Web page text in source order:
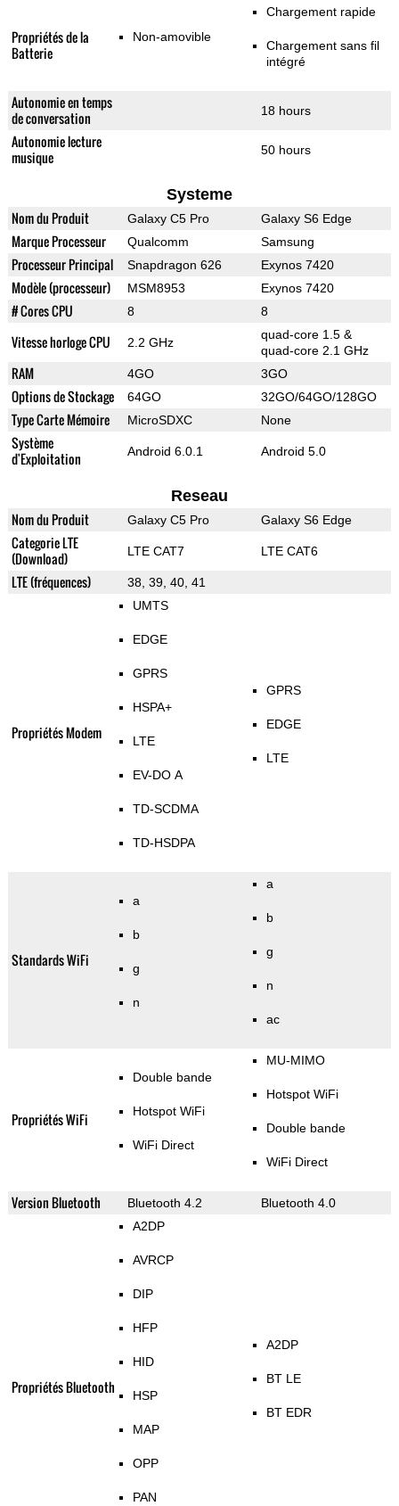
Propriétés de la
Batterie
Non-amovible
Chargement rapide
Chargement sans fil
intégré
Autonomie en temps
de conversation
18 hours
Autonomie lecture
musique
50 hours
Systeme
Nom du Produit Galaxy C5 Pro Galaxy S6 Edge
Marque Processeur Qualcomm Samsung
Processeur Principal Snapdragon 626 Exynos 7420
Modèle (processeur) MSM8953 Exynos 7420
# Cores CPU 8 8
Vitesse horloge CPU 2.2 GHz
quad-core 1.5 &
quad-core 2.1 GHz
RAM 4GO 3GO
Options de Stockage 64GO 32GO/64GO/128GO
Type Carte Mémoire MicroSDXC None
Système
d'Exploitation
Android 6.0.1 Android 5.0
Reseau
Nom du Produit Galaxy C5 Pro Galaxy S6 Edge
Categorie LTE
(Download)
LTE CAT7 LTE CAT6
LTE (fréquences) 38, 39, 40, 41
Propriétés Modem
UMTS
EDGE
GPRS
HSPA+
LTE
EV-DO A
TD-SCDMA
TD-HSDPA
GPRS
EDGE
LTE
Standards WiFi
a
b
g
n
a
b
g
n
ac
Propriétés WiFi
Double bande
Hotspot WiFi
WiFi Direct
MU-MIMO
Hotspot WiFi
Double bande
WiFi Direct
Version Bluetooth Bluetooth 4.2 Bluetooth 4.0
Propriétés Bluetooth
A2DP
AVRCP
DIP
HFP
HID
HSP
MAP
OPP
PAN
A2DP
BT LE
BT EDR